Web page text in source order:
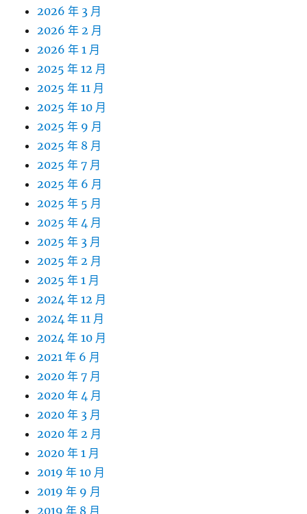
2026 年 3 月
2026 年 2 月
2026 年 1 月
2025 年 12 月
2025 年 11 月
2025 年 10 月
2025 年 9 月
2025 年 8 月
2025 年 7 月
2025 年 6 月
2025 年 5 月
2025 年 4 月
2025 年 3 月
2025 年 2 月
2025 年 1 月
2024 年 12 月
2024 年 11 月
2024 年 10 月
2021 年 6 月
2020 年 7 月
2020 年 4 月
2020 年 3 月
2020 年 2 月
2020 年 1 月
2019 年 10 月
2019 年 9 月
2019 年 8 月